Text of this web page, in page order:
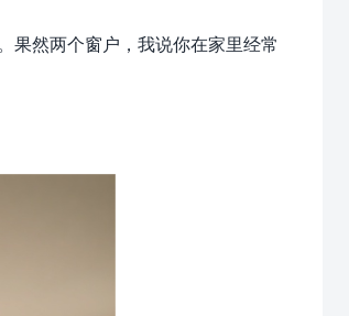
果然两个窗户，我说你在家里经常